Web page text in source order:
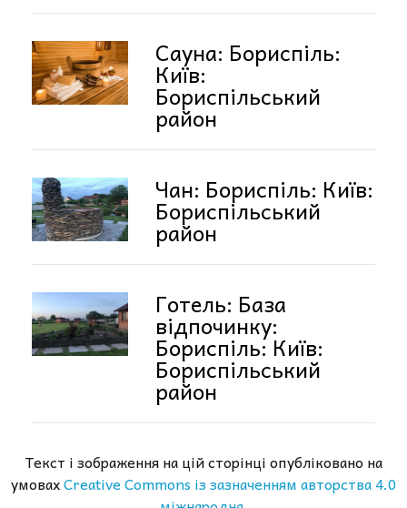
Сауна: Бориспіль:
Київ:
Бориспільський
район
Чан: Бориспіль: Київ:
Бориспільський
район
Готель: База
відпочинку:
Бориспіль: Київ:
Бориспільський
район
Текст і зображення на цій сторінці опубліковано на
умовахCreative Commons із зазначенням авторства 4.0